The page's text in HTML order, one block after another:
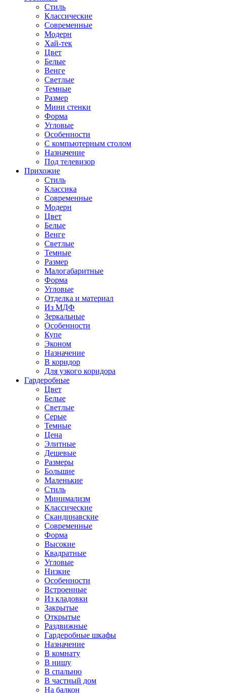
Стиль
Классические
Современные
Модерн
Хай-тек
Цвет
Белые
Венге
Светлые
Темные
Размер
Мини стенки
Форма
Угловые
Особенности
С компьютерным столом
Назначение
Под телевизор
Прихожие
Стиль
Классика
Современные
Модерн
Цвет
Белые
Венге
Светлые
Темные
Размер
Малогабаритные
Форма
Угловые
Отделка и материал
Из МДФ
Зеркальные
Особенности
Купе
Эконом
Назначение
В коридор
Для узкого коридора
Гардеробные
Цвет
Белые
Светлые
Серые
Темные
Цена
Элитные
Дешевые
Размеры
Большие
Маленькие
Стиль
Минимализм
Классические
Скандинавские
Современные
Форма
Высокие
Квадратные
Угловые
Низкие
Особенности
Встроенные
Из кладовки
Закрытые
Открытые
Раздвижные
Гардеробные шкафы
Назначение
В комнату
В нишу
В спальню
В частный дом
На балкон